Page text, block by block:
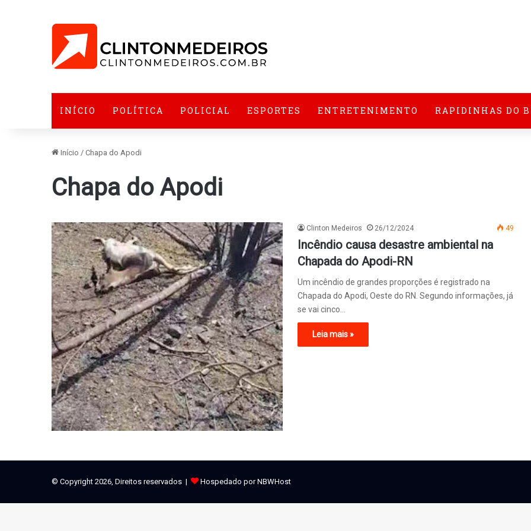
INÍCIO POLÍTICA POLICIAL ESPORTES ENTRETENIMENTO RAPIDINHAS DO
Início / Chapa do Apodi
Chapa do Apodi
Clinton Medeiros 26/12/2024 49
Incêndio causa desastre ambiental na
Chapada do Apodi-RN
Um incêndio de grandes proporções é registrado na
Chapada do Apodi, Oeste do RN. Segundo informações, já
se vai cinco…
Leia mais »
© Copyright 2026, Direitos reservados | Hospedado por NBWHost